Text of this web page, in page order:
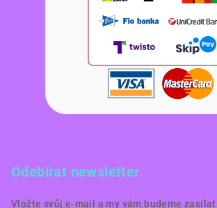
Odebírat newsletter
Vložte svůj e-mail a my vám budeme